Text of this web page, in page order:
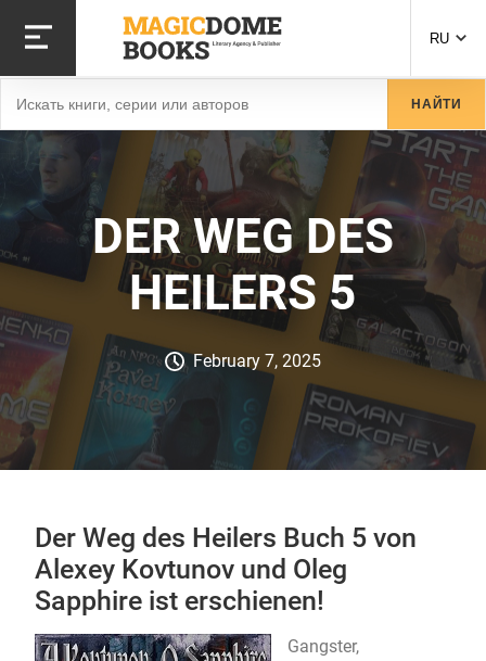
основному
содержанию
RU
НАЙТИ
DER WEG DES
HEILERS 5
February 7, 2025
Der Weg des Heilers Buch 5 von
Alexey Kovtunov und Oleg
Sapphire ist erschienen!
Gangster,